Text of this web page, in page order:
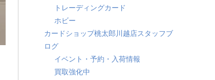
トレーディングカード
ホビー
カードショップ桃太郎川越店スタッフブ
ログ
イベント・予約・入荷情報
買取強化中